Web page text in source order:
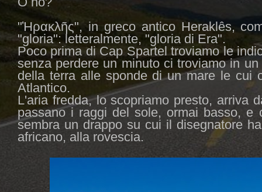
"Ἡρακλῆς", in greco antico Heraklês,
"gloria": letteralmente, "gloria di Era".
Poco prima di Cap Spartel troviamo le
senza perdere un minuto ci troviamo in
della terra alle sponde di un mare le cui
Atlantico.
L'aria fredda, lo scopriamo presto, arriva
passano i raggi del sole, ormai basso, e
sembra un drappo su cui il disegnatore
africano, alla rovescia.